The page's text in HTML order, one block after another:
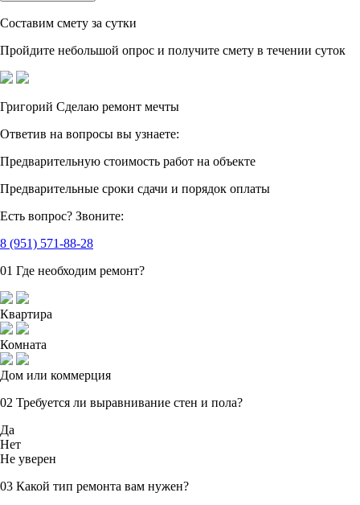
Составим смету за сутки
Пройдите небольшой опрос и получите смету в течении суток
Григорий Сделаю ремонт мечты
Ответив на вопросы вы узнаете:
Предварительную стоимость работ на объекте
Предварительные сроки сдачи и порядок оплаты
Есть вопрос? Звоните:
8 (951) 571-88-28
01 Где необходим ремонт?
Квартира
Комната
Дом или коммерция
02 Требуется ли выравнивание стен и пола?
Да
Нет
Не уверен
03 Какой тип ремонта вам нужен?